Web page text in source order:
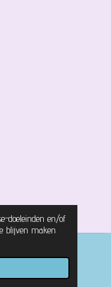
doeleinden en/of
blijven maken